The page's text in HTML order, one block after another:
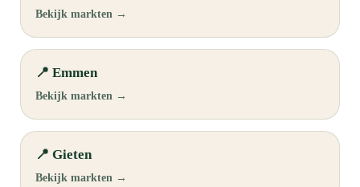
Bekijk markten →
📍 Emmen
Bekijk markten →
📍 Gieten
Bekijk markten →